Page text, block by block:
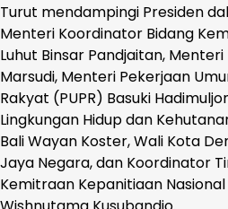
Turut mendampingi Presiden
Menteri Koordinator Bidang
Luhut Binsar Pandjaitan,
Marsudi, Menteri Pekerjaan
Rakyat (PUPR) Basuki
Lingkungan Hidup dan
Bali Wayan Koster, Wali Kota
Jaya Negara, dan Koordinator
Kemitraan Kepanitiaan Nasional